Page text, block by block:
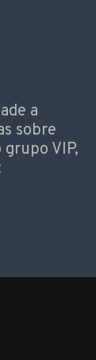
a
sobre
VIP,